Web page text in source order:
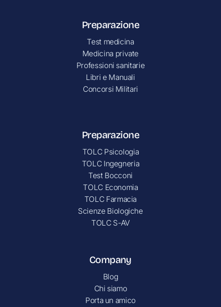
Preparazione
Test medicina
Medicina private
Professioni sanitarie
Libri e Manuali
Concorsi Militari
Preparazione
TOLC Psicologia
TOLC Ingegneria
Test Bocconi
TOLC Economia
TOLC Farmacia
Scienze Biologiche
TOLC S-AV
Company
Blog
Chi siamo
Porta un amico